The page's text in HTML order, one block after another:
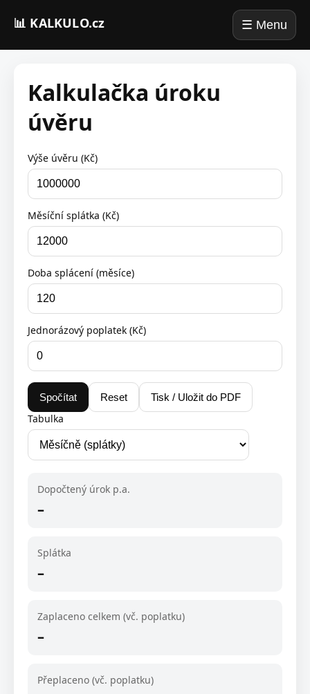
📊 KALKULO.cz ☰ Menu
Kalkulačka úroku
úvěru
Výše úvěru (Kč)
Měsíční splátka (Kč)
Doba splácení (měsíce)
Jednorázový poplatek (Kč)
Spočítat Reset Tisk / Uložit do PDF
Tabulka
Dopočtený úrok p.a.
–
Splátka
–
Zaplaceno celkem (vč. poplatku)
–
Přeplaceno (vč. poplatku)